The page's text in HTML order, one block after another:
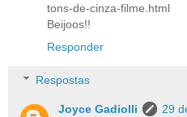
tons-de-cinza-filme.html
Beijoos!!
Responder
Respostas
Joyce Gadiolli
29